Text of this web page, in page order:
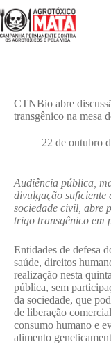
para
o
conteúdo
CTNBio abre
transgênico na mesa
22 de outubro
Audiência pública,
divulgação suficiente
sociedade civil, abre
trigo transgênico em
Entidades de defesa
saúde, direitos
realização nesta
pública, sem
da sociedade, que
de liberação
consumo humano e
alimento